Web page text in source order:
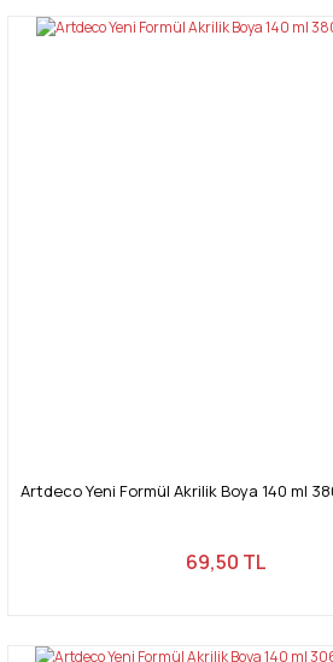
Artdeco Yeni Formül Akrilik Boya 140 ml
69,50 TL